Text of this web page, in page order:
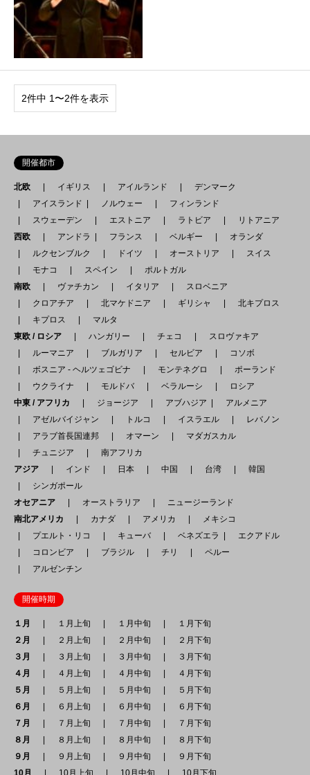
2件中 1〜2件を表示
開催都市
北欧 イギリス アイルランド
デンマーク
アイスランド
ノルウェー
フィンランド
スウェーデン
エストニア ラトビア
リトアニア
西欧
アンドラ フランス ベルギー
オランダ
ルクセンブルク
ドイツ オーストリア
スイス
モナコ
スペイン
ポルトガル
南欧
ヴァチカン イタリア
スロベニア
クロアチア
北マケドニア ギリシャ
北キプロス
キプロス
マルタ
東欧 / ロシア
ハンガリー チェコ
スロヴァキア
ルーマニア
ブルガリア セルビア
コソボ
ボスニア - ヘルツェゴビナ
モンテネグロ
ポーランド
ウクライナ
モルドバ ベラルーシ
ロシア
中東 / アフリカ
ジョージア アブハジア
アルメニア
アゼルバイジャン
トルコ イスラエル
レバノン
アラブ首長国連邦
オマーン
マダガスカル
チュニジア
南アフリカ
アジア
インド 日本 中国 台湾
韓国
シンガポール
オセアニア
オーストラリア
ニュージーランド
南北アメリカ
カナダ アメリカ
メキシコ
プエルト・リコ
キューバ ベネズエラ
エクアドル
コロンビア
ブラジル チリ
ペルー
アルゼンチン
開催時期
１月 １月上旬 １月中旬
１月下旬
２月
２月上旬 ２月中旬
２月下旬
３月
３月上旬 ３月中旬
３月下旬
４月
４月上旬 ４月中旬
４月下旬
５月
５月上旬 ５月中旬
５月下旬
６月
６月上旬 ６月中旬
６月下旬
７月
７月上旬 ７月中旬
７月下旬
８月
８月上旬 ８月中旬
８月下旬
９月
９月上旬 ９月中旬
９月下旬
10月
10月上旬 10月中旬 10月下旬